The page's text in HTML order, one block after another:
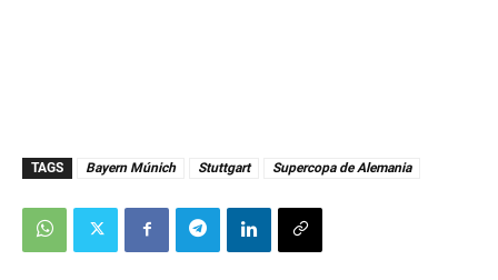
TAGS Bayern Múnich Stuttgart Supercopa de Alemania